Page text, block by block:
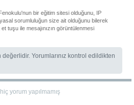
bir eğitim sitesi olduğunu, IP
sorumluluğun size ait olduğunu bilerek
tuşu ile mesajınızın görüntülenmesi
Yorumlarınız kontrol edildikten
yorum yapılmamış